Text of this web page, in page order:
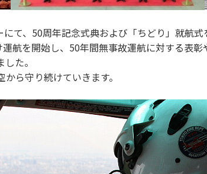
て、50周年記念式典および「ちどり」就航式
航を開始し、50年間無事故運航に対する表
た。
ら守り続けていきます。